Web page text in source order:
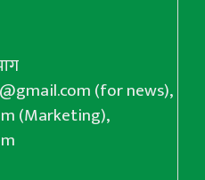
(for news),
(Marketing),